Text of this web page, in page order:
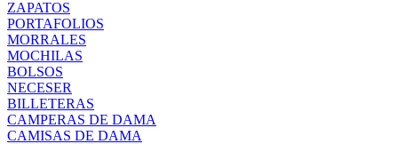
ZAPATOS
PORTAFOLIOS
MORRALES
MOCHILAS
BOLSOS
NECESER
BILLETERAS
CAMPERAS DE DAMA
CAMISAS DE DAMA